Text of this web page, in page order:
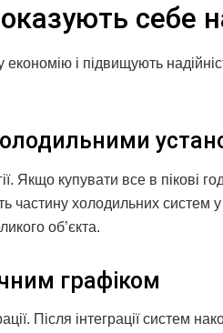
себе
економію і підвищують
Якщо купувати все в пікові
частину холодильних систем
об’єкта.
графіком
Після інтеграції систем